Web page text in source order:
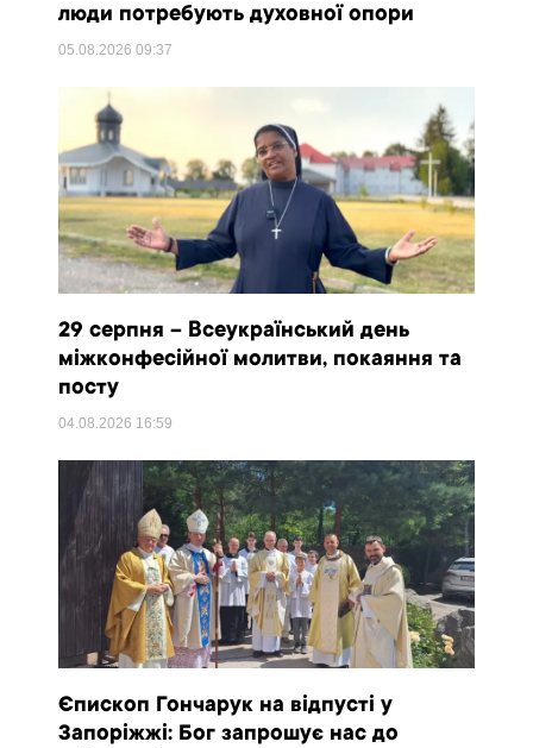
люди потребують духовної опори
05.08.202609:37
29 серпня – Всеукраїнський день
міжконфесійної молитви, покаяння та
посту
04.08.2026 16:59
Єпископ Гончарук на відпусті у
Запоріжжі: Бог запрошує нас до